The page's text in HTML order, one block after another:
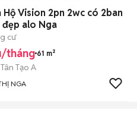
Hộ Vision 2pn 2wc có 2ban
đẹp alo Nga
cư
tháng 61 m²
Tạo A
NGA